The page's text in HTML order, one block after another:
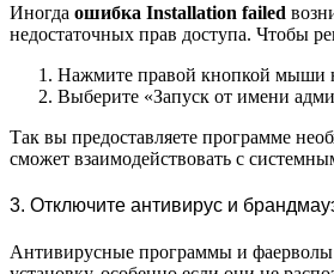
Иногда ошибка Installation failed
недостаточных прав доступа. Чтобы
Нажмите правой кнопкой мыши
Выберите «Запуск от имени
Так вы предоставляете программе
сможет взаимодействовать с
3. Отключите антивирус и
Антивирусные программы и фаерволы